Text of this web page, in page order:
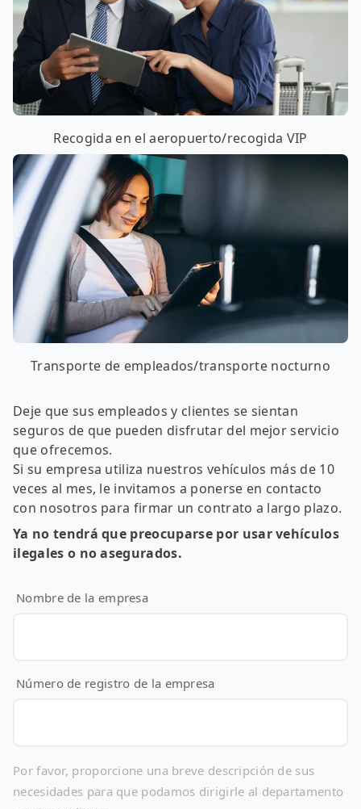
Recogida en el aeropuerto/recogida VIP
Transporte de empleados/transporte nocturno
Deje que sus empleados y clientes se sientan
seguros de que pueden disfrutar del mejor servicio
que ofrecemos.
Si su empresa utiliza nuestros vehículos más de 10
veces al mes, le invitamos a ponerse en contacto
con nosotros para firmar un contrato a largo plazo.
Ya no tendrá que preocuparse por usar vehículos
ilegales o no asegurados.
Nombre de la empresa
Número de registro de la empresa
Por favor, proporcione una breve descripción de sus
necesidades para que podamos dirigirle al departamento